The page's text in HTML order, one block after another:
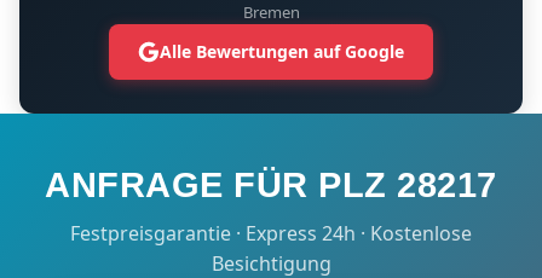
Bremen
Alle Bewertungen auf Google
ANFRAGE FÜR PLZ 28217
Festpreisgarantie · Express 24h · Kostenlose
Besichtigung